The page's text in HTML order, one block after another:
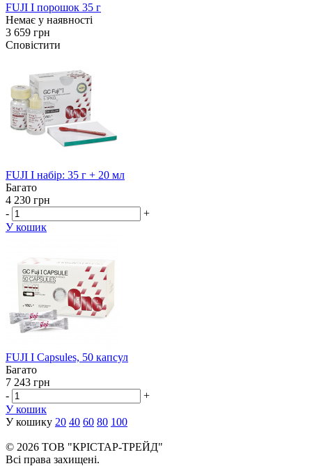
FUJI I порошок 35 г
Немає у наявності
3 659 грн
Сповістити
FUJI I набір: 35 г + 20 мл
Багато
4 230 грн
-
+
У кошик
FUJI I Capsules, 50 капсул
Багато
7 243 грн
-
+
У кошик
У кошику 20 40 60 80 100
© 2026 ТОВ "КРІСТАР-ТРЕЙД"
Всі права захищені.